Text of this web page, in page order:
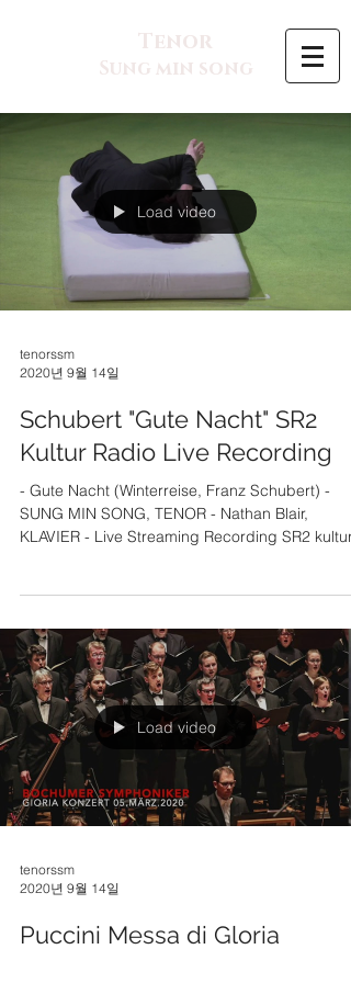
Tenor
Sung min song
Load video
tenorssm
2020년 9월 14일
Schubert "Gute Nacht" SR2
Kultur Radio Live Recording
- Gute Nacht (Winterreise, Franz Schubert) -
SUNG MIN SONG, TENOR - Nathan Blair,
KLAVIER - Live Streaming Recording SR2 kultur
Load video
tenorssm
2020년 9월 14일
Puccini Messa di Gloria